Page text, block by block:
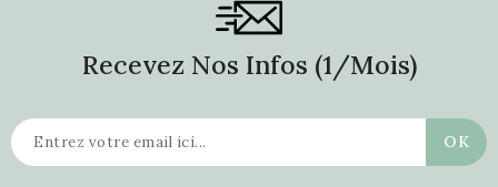
Recevez Nos Infos (1/mois)